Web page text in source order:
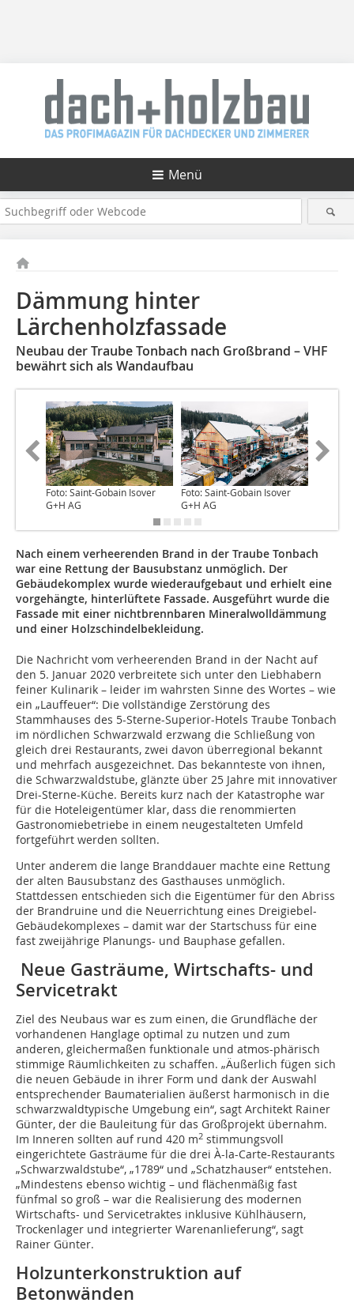
Menü
Dämmung hinter
Lärchenholzfassade
Neubau der Traube Tonbach nach Großbrand – VHF
bewährt sich als Wandaufbau
Foto: Saint-Gobain Isover
G+H AG
Foto: Saint-Gobain Isover
G+H AG
Nach einem verheerenden Brand in der Traube Tonbach
war eine Rettung der Bausubstanz unmöglich. Der
Gebäudekomplex wurde wiederaufgebaut und erhielt eine
vorgehängte, hinterlüftete Fassade. Ausgeführt wurde die
Fassade mit einer nichtbrennbaren Mineralwolldämmung
und einer Holzschindelbekleidung.
Die Nachricht vom verheerenden Brand in der Nacht auf
den 5. Januar 2020 verbreitete sich unter den Liebhabern
feiner Kulinarik – leider im wahrsten Sinne des Wortes – wie
ein „Lauffeuer“: Die vollständige Zerstörung des
Stammhauses des 5-Sterne-Superior-Hotels Traube Tonbach
im nördlichen Schwarzwald erzwang die Schließung von
gleich drei Restaurants, zwei davon überregional bekannt
und mehrfach ausgezeichnet. Das bekannteste von ihnen,
die Schwarzwaldstube, glänzte über 25 Jahre mit innovativer
Drei-Sterne-Küche. Bereits kurz nach der Katastrophe war
für die Hoteleigentümer klar, dass die renommierten
Gastronomiebetriebe in einem neugestalteten Umfeld
fortgeführt werden sollten.
Unter anderem die lange Branddauer machte eine Rettung
der alten Bausubstanz des Gasthauses unmöglich.
Stattdessen entschieden sich die Eigentümer für den Abriss
der Brandruine und die Neuerrichtung eines Dreigiebel-
Gebäudekomplexes – damit war der Startschuss für eine
fast zweijährige Planungs- und Bauphase gefallen.
Neue Gasträume, Wirtschafts- und
Servicetrakt
Ziel des Neubaus war es zum einen, die Grundfläche der
vorhandenen Hanglage optimal zu nutzen und zum
anderen, gleichermaßen funktionale und atmos-phärisch
stimmige Räumlichkeiten zu schaffen. „Äußerlich fügen sich
die neuen Gebäude in ihrer Form und dank der Auswahl
entsprechender Baumaterialien äußerst harmonisch in die
schwarzwaldtypische Umgebung ein“, sagt Architekt Rainer
Günter, der die Bauleitung für das Großprojekt übernahm.
Im Inneren sollten auf rund 420 m2 stimmungsvoll
eingerichtete Gasträume für die drei À-la-Carte-Restaurants
„Schwarzwaldstube“, „1789“ und „Schatzhauser“ entstehen.
„Mindestens ebenso wichtig – und flächenmäßig fast
fünfmal so groß – war die Realisierung des modernen
Wirtschafts- und Servicetraktes inklusive Kühlhäusern,
Trockenlager und integrierter Warenanlieferung“, sagt
Rainer Günter.
Holzunterkonstruktion auf
Betonwänden